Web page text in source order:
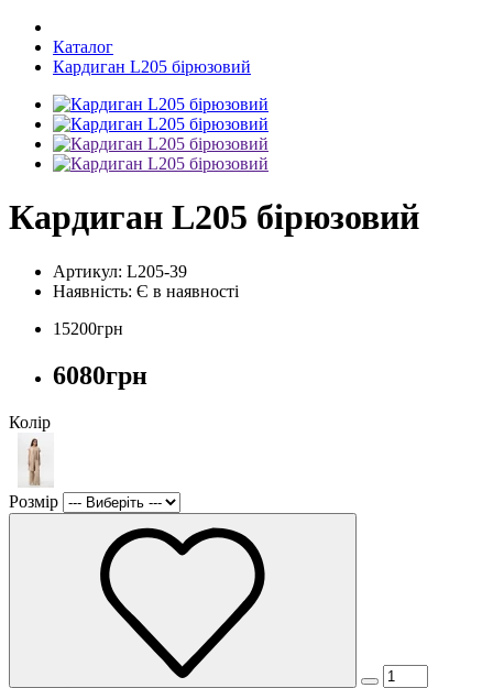
Каталог
Кардиган L205 бірюзовий
Кардиган L205 бірюзовий
Артикул: L205-39
Наявність: Є в наявності
15200грн
6080грн
Колір
Розмір